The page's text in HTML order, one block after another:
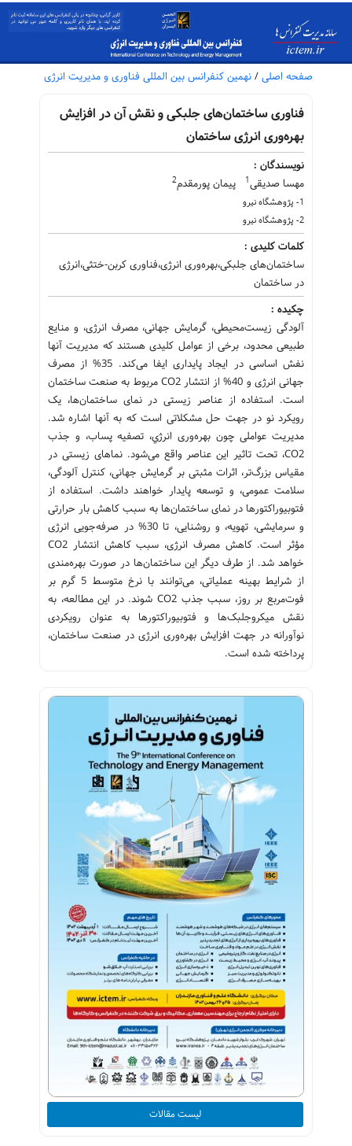
صفحه اصلی / نهمین کنفرانس بین المللی فناوری و مدیریت انرژی
فناوری ساختمان‌های جلبکی و نقش آن در افزایش
بهره‌وری انرژی ساختمان
نویسندگان :
مهسا صدیقی1 پیمان پورمقدم2
1- پژوهشگاه نیرو
2- پژوهشگاه نیرو
کلمات کلیدی :
ساختمان‌های جلبکی،بهره‌وری انرژی،فناوری کربن-ختثی،انرژی
در ساختمان
چکیده :
آلودگی زیست‌محیطی، گرمایش جهانی، مصرف انرژی، و منایع
طبیعی محدود، برخی از عوامل کلیدی هستند که مدیریت آنها
نفش اساسی در ایجاد پایداری ایفا می‌کند. 35% از مصرف
جهانی انرژی و 40% از انتشار CO2 مربوط به صنعت ساختمان
است. استفاده از عناصر زیستی در نمای ساختمان‌ها، یک
رویکرد نو در جهت حل مشکلاتی است که به آنها اشاره شد.
مدیریت عواملی چون بهره‌وری انرژي، تصفیه پساب، و جذب
CO2، تحت تاثیر این عناصر واقع می‌شود. نماهای زیستی در
مقیاس بزرگ‌تر، اثرات مثبتی بر گرمایش جهانی، کنترل آلودگی،
سلامت عمومی، و توسعه پایدار خواهند داشت. استفاده از
فتوبیوراکتورها در نمای ساختمان‌ها به سبب کاهش بار حرارتی
و سرمایشی، تهویه، و روشنایی، تا 30% در صرفه‌جویی انرژی
مؤثر است. کاهش مصرف انرژی، سبب کاهش انتشار CO2
خواهد شد. از طرف دیگر این ساختمان‌ها در صورت بهره‌مندی
از شرایط بهینه عملیاتی، می‌توانند با نرخ متوسط 5 گرم بر
فوت‌مربع بر روز، سبب جذب CO2 شوند. در این مطالعه، به
نقش میکروجلبک‌ها و فتوبیوراکتورها به عنوان رویکردی
نوآورانه در جهت افزایش بهره‌وری انرژی در صنعت ساختمان،
پرداخته شده است.
لیست مقالات